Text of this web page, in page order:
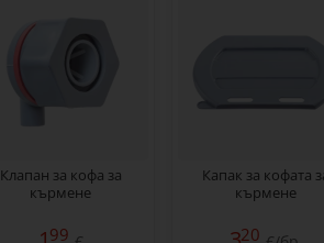
Клапан за кофа за
кърмене
99
Капак за кофата
кърмене
20